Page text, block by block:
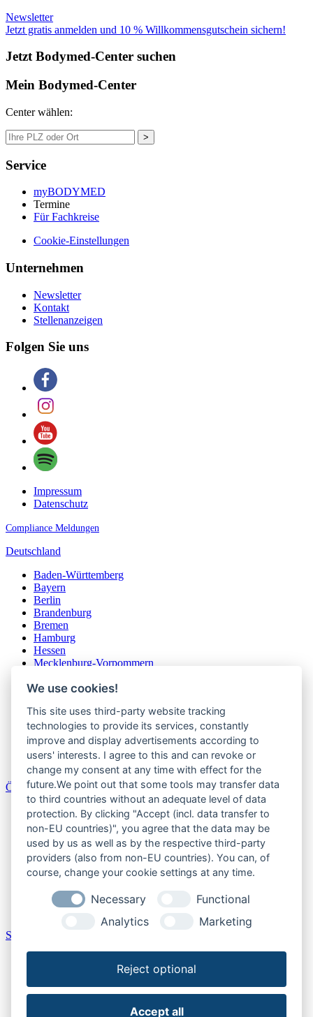
Newsletter
Jetzt gratis anmelden und 10 % Willkommensgutschein sichern!
Jetzt Bodymed-Center suchen
Mein Bodymed-Center
Center wählen:
>
Service
myBODYMED
Termine
Für Fachkreise
Cookie-Einstellungen
Unternehmen
Newsletter
Kontakt
Stellenanzeigen
Folgen Sie uns
Impressum
Datenschutz
Compliance Meldungen
Deutschland
Baden-Württemberg
Bayern
Berlin
Brandenburg
Bremen
Hamburg
Hessen
Mecklenburg-Vorpommern
Nordrhein-Westfalen
Saarland
Sachsen
Sachsen-Anhalt
Schleswig-Holstein
Thüringen
Österreich
Burgenland
Kärnten
Niederösterreich
Oberösterreich
Salzburger Land
Steiermark
Vorarlberg
Schweiz
St. Gallen
We use cookies!
This site uses third-party website tracking
technologies to provide its services, constantly
improve and display advertisements according to
users' interests. I agree to this and can revoke or
change my consent at any time with effect for the
future.We point out that some tools may transfer data
to third countries without an adequate level of data
protection. By clicking "Accept (incl. data transfer to
non-EU countries)", you agree that the data may be
used by us as well as by the respective third-party
providers (also from non-EU countries). You can, of
course, change your cookie settings at any time.
Necessary
Functional
Analytics
Marketing
Reject optional
Accept all